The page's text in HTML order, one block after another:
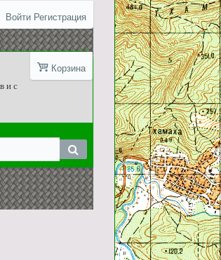
Войти Регистрация
Корзина
и с